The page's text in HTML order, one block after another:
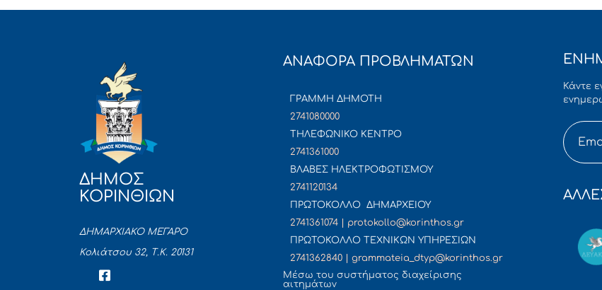
ΔΗΜΟΣ
ΚΟΡΙΝΘΙΩΝ
ΔΗΜΑΡΧΙΑΚΟ ΜΕΓΑΡΟ
Κολιάτσου 32, Τ.Κ. 20131
ΑΝΑΦΟΡΑ ΠΡΟΒΛΗΜΑΤΩΝ
ΓΡΑΜΜΗ ΔΗΜΟΤΗ
2741080000
ΤΗΛΕΦΩΝΙΚΟ ΚΕΝΤΡΟ
2741361000
ΒΛΑΒΕΣ ΗΛΕΚΤΡΟΦΩΤΙΣΜΟΥ
2741120134
ΠΡΩΤΟΚΟΛΛΟ ΔΗΜΑΡΧΕΙΟΥ
2741361074 | protokollo@korinthos.gr
ΠΡΩΤΟΚΟΛΛΟ ΤΕΧΝΙΚΩΝ ΥΠΗΡΕΣΙΩΝ
2741362840 | grammateia_dtyp@korinthos.gr
Mέσω του συστήματος διαχείρισης
αιτημάτων
Κάντε